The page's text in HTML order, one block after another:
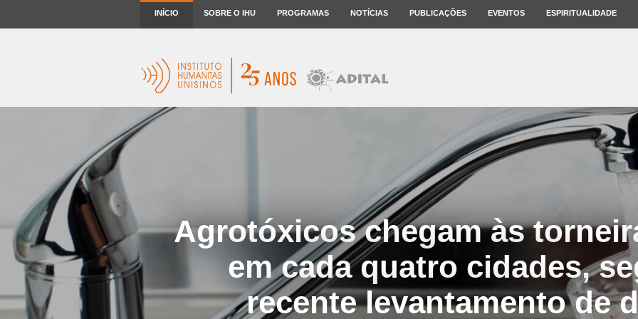
INÍCIO SOBRE O IHU PROGRAMAS NOTÍCIAS PUBLICAÇÕES EVENTOS ESPIRITUALIDADE
Agrotóxicos chegam às
em cada quatro cidades,
recente levantamento de